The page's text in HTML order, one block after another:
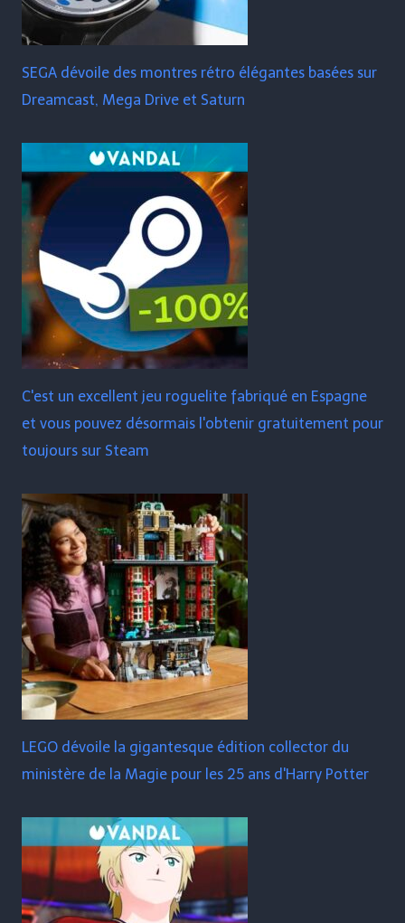
SEGA dévoile des montres rétro élégantes basées sur
Dreamcast, Mega Drive et Saturn
C'est un excellent jeu roguelite fabriqué en Espagne
et vous pouvez désormais l'obtenir gratuitement pour
toujours sur Steam
LEGO dévoile la gigantesque édition collector du
ministère de la Magie pour les 25 ans d'Harry Potter